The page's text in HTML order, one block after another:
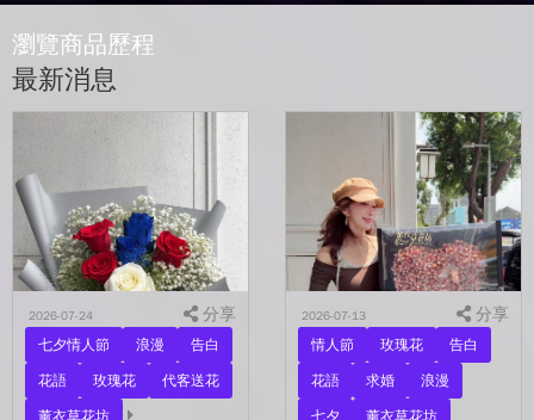
瀏覽商品歷程
最新消息
2026-07-24 分享
七夕情人節 浪漫
告白
花語
玫瑰花
代客送花
2026-07-13 分享
情人節 玫瑰花
告白
花語
求婚
浪漫